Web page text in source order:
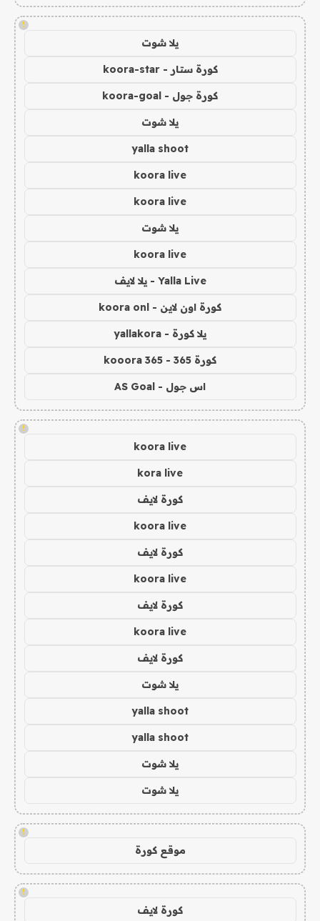
!
يلا شوت
كورة ستار - koora-star
كورة جول - koora-goal
يلا شوت
yalla shoot
koora live
koora live
يلا شوت
koora live
Yalla Live - يلا لايف
كورة اون لاين - koora onl
يلا كورة - yallakora
كورة 365 - kooora 365
اس جول - AS Goal
!
koora live
kora live
كورة لايف
koora live
كورة لايف
koora live
كورة لايف
koora live
كورة لايف
يلا شوت
yalla shoot
yalla shoot
يلا شوت
يلا شوت
!
موقع كورة
!
كورة لايف